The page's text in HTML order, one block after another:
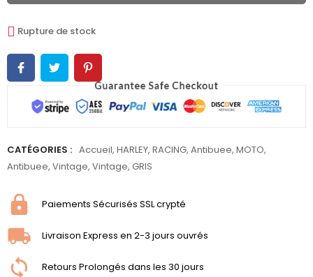
Rupture de stock
CATÉGORIES : Accueil, HARLEY, RACING, Antibuee, MOTO,
Antibuee, Vintage, Vintage, GRIS
Paiements Sécurisés SSL crypté
Livraison Express en 2-3 jours ouvrés
Retours Prolongés dans les 30 jours